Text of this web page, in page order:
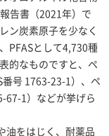
告書（2021年）で
ン炭素原子を少なく
PFASとして4,730種
的なものですと、ペ
番号 1763-23-1）、ペ
67-1）などが挙げら
油をはじく、耐薬品